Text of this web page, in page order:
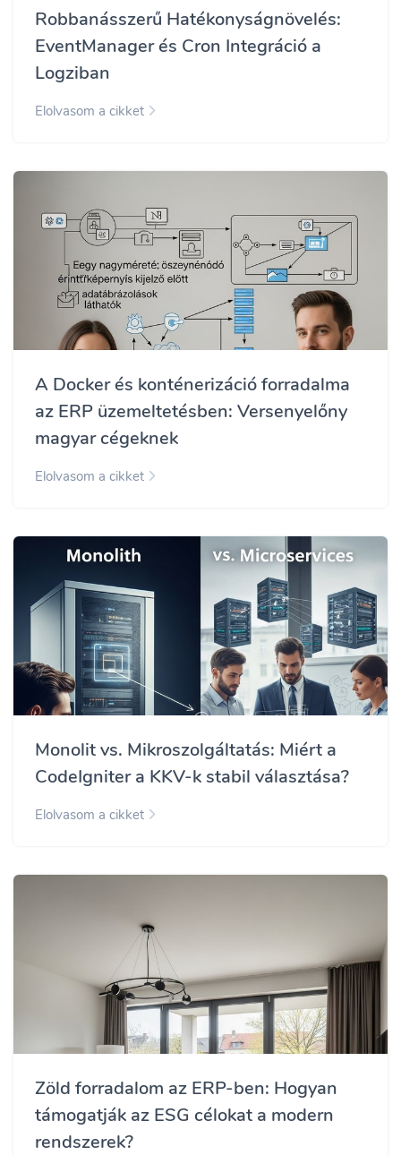
Robbanásszerű Hatékonyságnövelés:
EventManager és Cron Integráció a
Logziban
Elolvasom a cikket
A Docker és konténerizáció forradalma
az ERP üzemeltetésben: Versenyelőny
magyar cégeknek
Elolvasom a cikket
Monolit vs. Mikroszolgáltatás: Miért a
CodeIgniter a KKV-k stabil választása?
Elolvasom a cikket
Zöld forradalom az ERP-ben: Hogyan
támogatják az ESG célokat a modern
rendszerek?